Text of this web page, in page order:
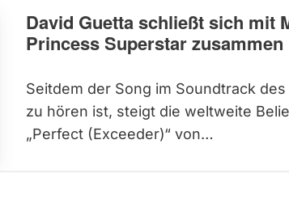
David Guetta schließt sich mit
Princess Superstar zusammen
Seitdem der Song im Soundtrack des
zu hören ist, steigt die weltweite
„Perfect (Exceeder)“ von…